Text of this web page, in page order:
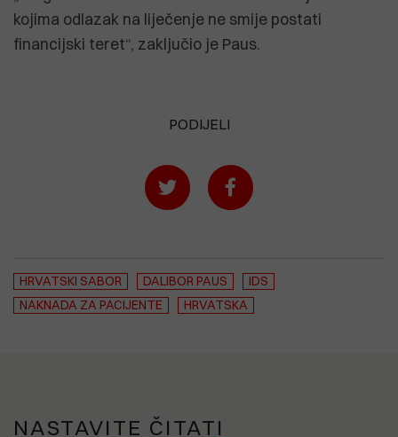
kojima odlazak na liječenje ne smije postati
financijski teret“, zaključio je Paus.
PODIJELI
HRVATSKI SABOR DALIBOR PAUS
IDS
NAKNADA ZA PACIJENTE
HRVATSKA
NASTAVITE ČITATI